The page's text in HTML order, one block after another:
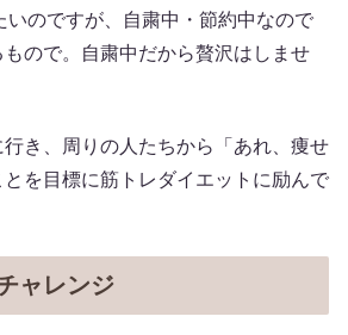
いのですが、自粛中・節約中なので
ので。自粛中だから贅沢はしませ
き、周りの人たちから「あれ、痩せ
を目標に筋トレダイエットに励んで
ャレンジ